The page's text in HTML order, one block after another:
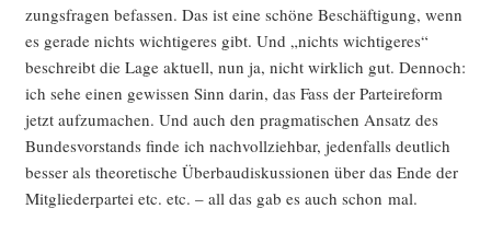
zungs­fra­gen befas­sen. Das ist eine schö­ne Beschäf­ti­gung, wenn
es gera­de nichts wich­ti­ge­res gibt. Und „nichts wich­ti­ge­res“
beschreibt die Lage aktu­ell, nun ja, nicht wirk­lich gut. Den­noch:
ich sehe einen gewis­sen Sinn dar­in, das Fass der Par­tei­re­form
jetzt auf­zu­ma­chen. Und auch den prag­ma­ti­schen Ansatz des
Bun­des­vor­stands fin­de ich nach­voll­zieh­bar, jeden­falls deut­lich
bes­ser als theo­re­ti­sche Über­bau­dis­kus­sio­nen über das Ende der
Mit­glie­der­par­tei etc. etc. – all das gab es auch schon mal.